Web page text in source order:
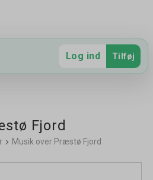
Hent app
Log ind Tilføj
Fjord
Musik over Præstø Fjord